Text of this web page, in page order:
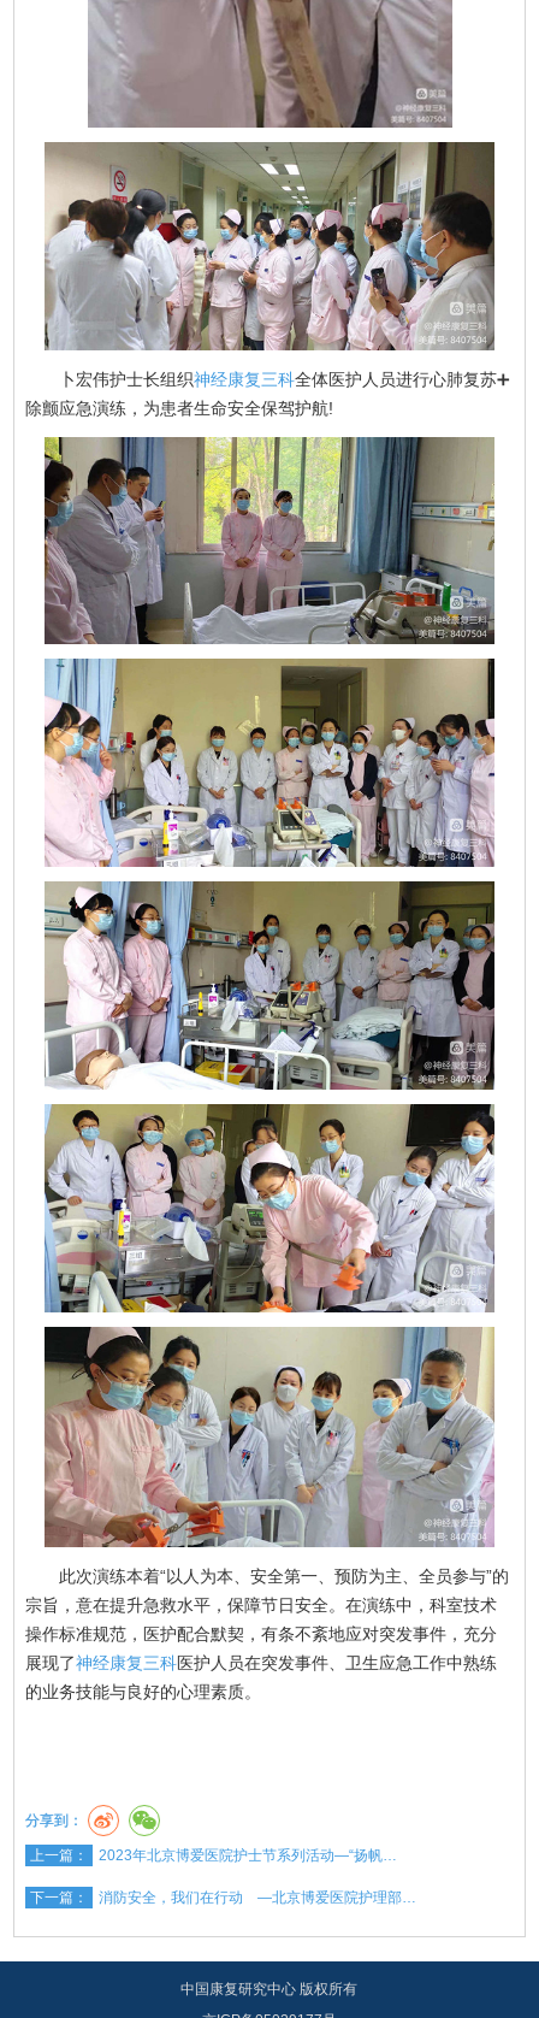
卜宏伟护士长组织神经康复三科全体医护人员进行心肺复苏➕
除颤应急演练，为患者生命安全保驾护航!
此次演练本着“以人为本、安全第一、预防为主、全员参与”的
宗旨，意在提升急救水平，保障节日安全。在演练中，科室技术
操作标准规范，医护配合默契，有条不紊地应对突发事件，充分
展现了神经康复三科医护人员在突发事件、卫生应急工作中熟练
的业务技能与良好的心理素质。
分享到：
上一篇： 2023年北京博爱医院护士节系列活动—“扬帆…
下一篇： 消防安全，我们在行动 —北京博爱医院护理部…
中国康复研究中心 版权所有